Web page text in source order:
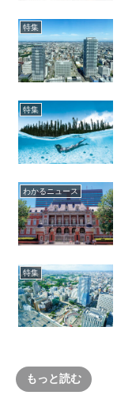
特集
特集
わかるニュース
特集
もっと読む